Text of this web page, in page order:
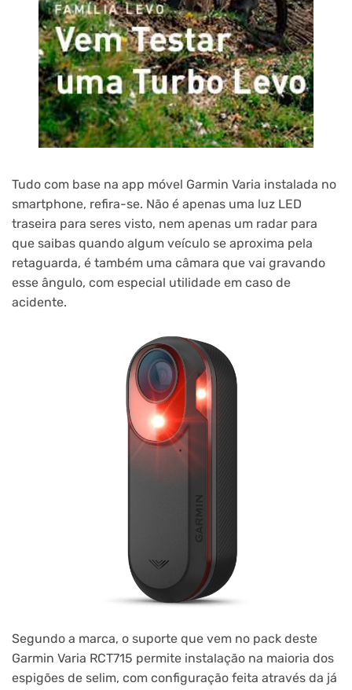
Tudo com base na app móvel Garmin Varia instalada no
smartphone, refira-se. Não é apenas uma luz LED
traseira para seres visto, nem apenas um radar para
que saibas quando algum veículo se aproxima pela
retaguarda, é também uma câmara que vai gravando
esse ângulo, com especial utilidade em caso de
acidente.
Segundo a marca, o suporte que vem no pack deste
Garmin Varia RCT715 permite instalação na maioria dos
espigões de selim, com configuração feita através da já